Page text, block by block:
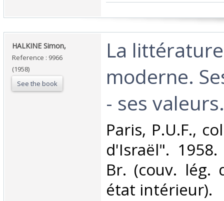
‎HALKINE Simon,‎
Reference : 9966
(1958)
See the book
‎La
moderne.
- ses valeurs.‎
‎Paris, P.U.F.,
d'Israël".
Br. (couv. lég.
état intérieur).‎